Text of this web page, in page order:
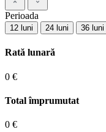
Perioada
12 luni 24 luni 36 luni
Rată lunară
0 €
Total împrumutat
0 €